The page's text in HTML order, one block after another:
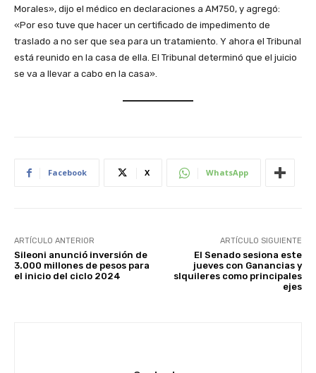
Morales», dijo el médico en declaraciones a AM750, y agregó:
«Por eso tuve que hacer un certificado de impedimento de
traslado a no ser que sea para un tratamiento. Y ahora el Tribunal
está reunido en la casa de ella. El Tribunal determinó que el juicio
se va a llevar a cabo en la casa».
Facebook X WhatsApp
ARTÍCULO ANTERIOR
Sileoni anunció inversión de
3.000 millones de pesos para
el inicio del ciclo 2024
ARTÍCULO SIGUIENTE
El Senado sesiona este
jueves con Ganancias y
slquileres como principales
ejes